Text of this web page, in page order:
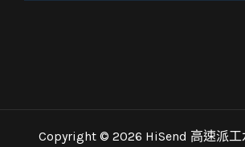
Copyright © 2026 HiSend 高速派工